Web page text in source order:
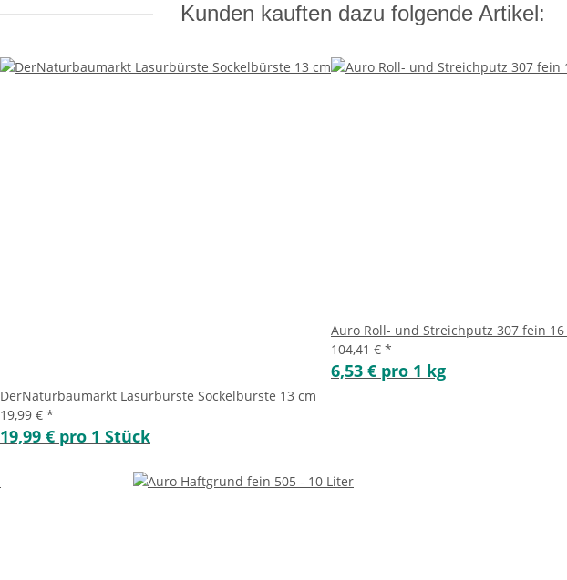
Kunden kauften dazu folgende Artikel:
DerNaturbaumarkt Lasurbürste Sockelbürste 13 cm
19,99 € *
19,99 € pro 1 Stück
Auro Roll- und Streichputz 307 fein 16
104,41 € *
6,53 € pro 1 kg